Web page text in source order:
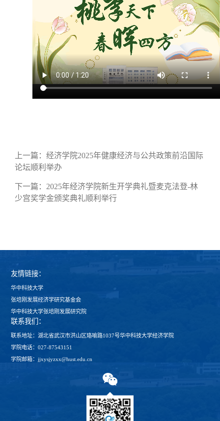
上一篇：经济学院2025年健康经济与公共政策前沿国际
论坛顺利举办
下一篇：2025年经济学院新生开学典礼暨麦克法登-林
少宫奖学金颁奖典礼顺利举行
友情链接：
华中科技大学
张培刚发展经济学研究基金会
华中科技大学张培刚发展研究院
联系我们：
联系地址：湖北省武汉市洪山区珞喻路1037号华中科技大学经济学院
学院电话：027-87543151
学院邮箱：jjxysjyzxx@hust.edu.cn